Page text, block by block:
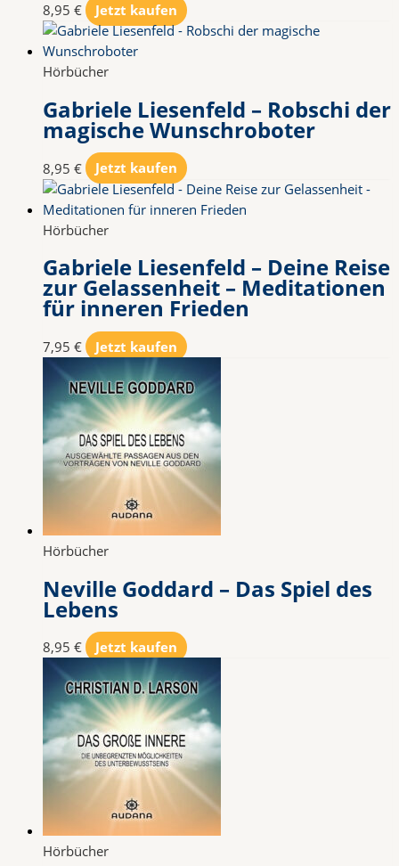
8,95 € Jetzt kaufen
Hörbücher
Gabriele Liesenfeld – Robschi der
magische Wunschroboter
8,95 € Jetzt kaufen
Hörbücher
Gabriele Liesenfeld – Deine Reise
zur Gelassenheit – Meditationen
für inneren Frieden
7,95 € Jetzt kaufen
Hörbücher
Neville Goddard – Das Spiel des
Lebens
8,95 € Jetzt kaufen
Hörbücher